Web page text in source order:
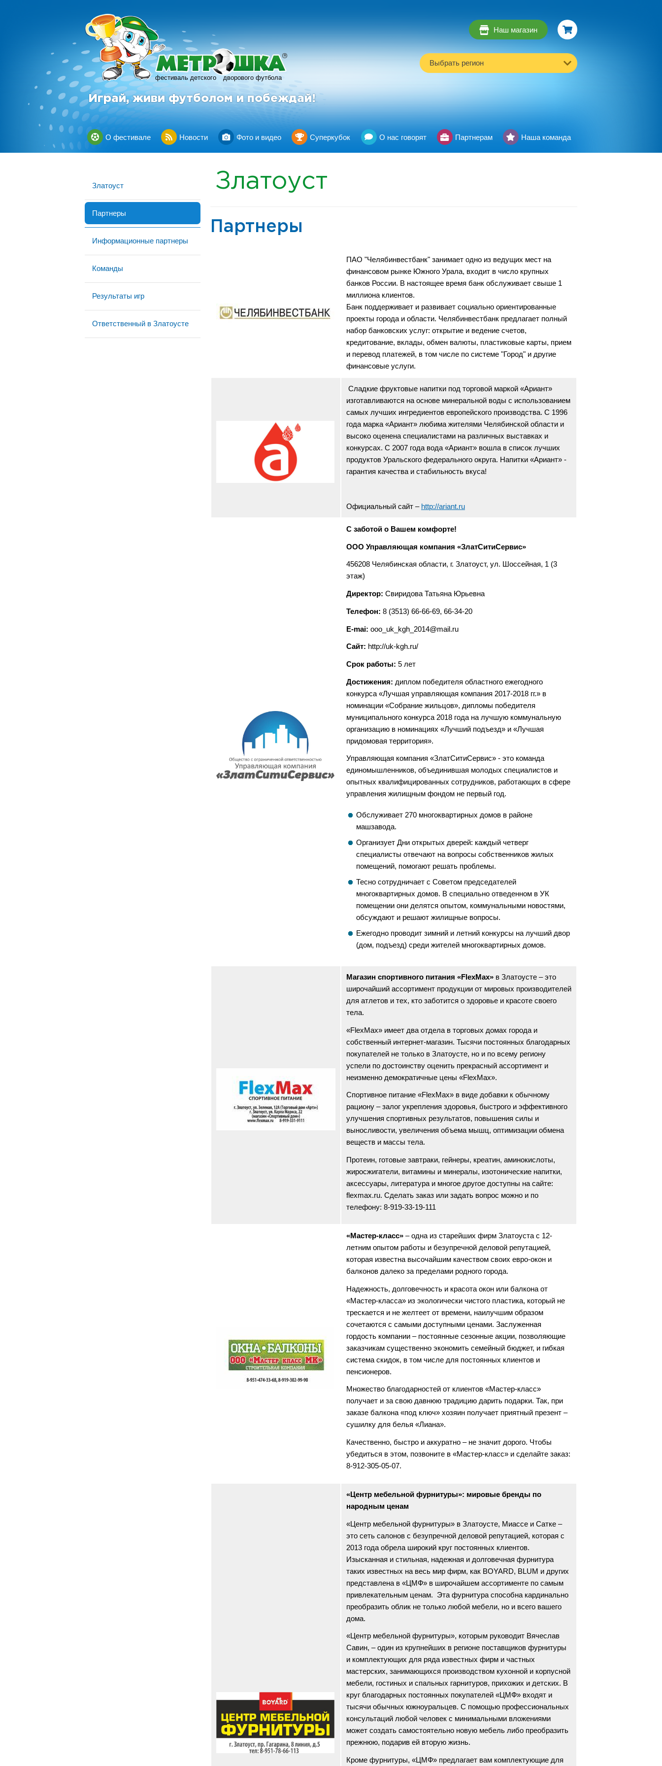
фестиваль детского дворового футбола
R
Играй, живи футболом и побеждай!
Наш магазин
Выбрать регион
О фестивале Новости Фото и видео Суперкубок О нас говорят Партнерам Наша команда
Златоуст
Партнеры
Информационные партнеры
Команды
Результаты игр
Ответственный в Златоусте
Златоуст
Партнеры
ПАО "Челябинвестбанк" занимает одно из ведущих мест на
финансовом рынке Южного Урала, входит в число крупных
банков России. В настоящее время банк обслуживает свыше 1
миллиона клиентов.
Банк поддерживает и развивает социально ориентированные
проекты города и области. Челябинвестбанк предлагает полный
набор банковских услуг: открытие и ведение счетов,
кредитование, вклады, обмен валюты, пластиковые карты, прием
и перевод платежей, в том числе по системе "Город" и другие
финансовые услуги.
Сладкие фруктовые напитки под торговой маркой «Ариант»
изготавливаются на основе минеральной воды с использованием
самых лучших ингредиентов европейского производства. С 1996
года марка «Ариант» любима жителями Челябинской области и
высоко оценена специалистами на различных выставках и
конкурсах. С 2007 года вода «Ариант» вошла в список лучших
продуктов Уральского федерального округа. Напитки «Ариант» -
гарантия качества и стабильность вкуса!
Официальный сайт – http://ariant.ru
С заботой о Вашем комфорте!
ООО Управляющая компания «ЗлатСитиСервис»
456208 Челябинская области, г. Златоуст, ул. Шоссейная, 1 (3
этаж)
Директор: Свиридова Татьяна Юрьевна
Телефон: 8 (3513) 66-66-69, 66-34-20
E-mai: ooo_uk_kgh_2014@mail.ru
Сайт: http://uk-kgh.ru/
Срок работы: 5 лет
Достижения: диплом победителя областного ежегодного
конкурса «Лучшая управляющая компания 2017-2018 гг.» в
номинации «Собрание жильцов», дипломы победителя
муниципального конкурса 2018 года на лучшую коммунальную
организацию в номинациях «Лучший подъезд» и «Лучшая
придомовая территория».
​Управляющая компания «ЗлатСитиСервис» - это команда
единомышленников, объединившая молодых специалистов и
опытных квалифицированных сотрудников, работающих в сфере
управления жилищным фондом не первый год.
Обслуживает 270 многоквартирных домов в районе
машзавода.
Организует Дни открытых дверей: каждый четверг
специалисты отвечают на вопросы собственников жилых
помещений, помогают решать проблемы.
Тесно сотрудничает с Советом председателей
многоквартирных домов. В специально отведенном в УК
помещении они делятся опытом, коммунальными новостями,
обсуждают и решают жилищные вопросы.
Ежегодно проводит зимний и летний конкурсы на лучший двор
(дом, подъезд) среди жителей многоквартирных домов.
Магазин спортивного питания «FlexMax» в Златоусте – это
широчайший ассортимент продукции от мировых производителей
для атлетов и тех, кто заботится о здоровье и красоте своего
тела.
«FlexMax» имеет два отдела в торговых домах города и
собственный интернет-магазин. Тысячи постоянных благодарных
покупателей не только в Златоусте, но и по всему региону
успели по достоинству оценить прекрасный ассортимент и
неизменно демократичные цены «FlexMax».
Спортивное питание «FlexMax» в виде добавки к обычному
рациону – залог укрепления здоровья, быстрого и эффективного
улучшения спортивных результатов, повышения силы и
выносливости, увеличения объема мышц, оптимизации обмена
веществ и массы тела.
Протеин, готовые завтраки, гейнеры, креатин, аминокислоты,
жиросжигатели, витамины и минералы, изотонические напитки,
аксессуары, литература и многое другое доступны на сайте:
flexmax.ru. Сделать заказ или задать вопрос можно и по
телефону: 8-919-33-19-111
«Мастер-класс» – одна из старейших фирм Златоуста с 12-
летним опытом работы и безупречной деловой репутацией,
которая известна высочайшим качеством своих евро-окон и
балконов далеко за пределами родного города.
Надежность, долговечность и красота окон или балкона от
«Мастер-класса» из экологически чистого пластика, который не
трескается и не желтеет от времени, наилучшим образом
сочетаются с самыми доступными ценами. Заслуженная
гордость компании – постоянные сезонные акции, позволяющие
заказчикам существенно экономить семейный бюджет, и гибкая
система скидок, в том числе для постоянных клиентов и
пенсионеров.
Множество благодарностей от клиентов «Мастер-класс»
получает и за свою давнюю традицию дарить подарки. Так, при
заказе балкона «под ключ» хозяин получает приятный презент –
сушилку для белья «Лиана».
Качественно, быстро и аккуратно – не значит дорого. Чтобы
убедиться в этом, позвоните в «Мастер-класс» и сделайте заказ:
8-912-305-05-07.
«Центр мебельной фурнитуры»: мировые бренды по
народным ценам
«Центр мебельной фурнитуры» в Златоусте, Миассе и Сатке –
это сеть салонов с безупречной деловой репутацией, которая с
2013 года обрела широкий круг постоянных клиентов.
Изысканная и стильная, надежная и долговечная фурнитура
таких известных на весь мир фирм, как BOYARD, BLUM и других
представлена в «ЦМФ» в широчайшем ассортименте по самым
привлекательным ценам. Эта фурнитура способна кардинально
преобразить облик не только любой мебели, но и всего вашего
дома.
«Центр мебельной фурнитуры», которым руководит Вячеслав
Савин, – один из крупнейших в регионе поставщиков фурнитуры
и комплектующих для ряда известных фирм и частных
мастерских, занимающихся производством кухонной и корпусной
мебели, гостиных и спальных гарнитуров, прихожих и детских. В
круг благодарных постоянных покупателей «ЦМФ» входят и
тысячи обычных южноуральцев. С помощью профессиональных
консультаций любой человек с минимальными вложениями
может создать самостоятельно новую мебель либо преобразить
прежнюю, подарив ей вторую жизнь.
Кроме фурнитуры, «ЦМФ» предлагает вам комплектующие для